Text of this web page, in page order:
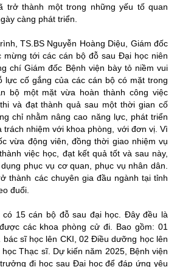
trở thành một trong những yếu tố quan
càng phát triển.
TS.BS Nguyễn Hoàng Diệu, Giám đốc
mừng tới các cán bộ đỗ sau Đại học niên
chí Giám đốc Bệnh viện bày tỏ niềm vui
lực cố gắng của các cán bộ có mặt trong
bộ một mặt vừa hoàn thành công việc
và đạt thành quả sau một thời gian cố
chỉ nhằm nâng cao năng lực, phát triển
trách nhiệm với khoa phòng, với đơn vị. Vì
vừa động viên, đồng thời giao nhiệm vụ
việc học, đạt kết quả tốt và sau này,
phục vụ cơ quan, phục vụ nhân dân.
thành các chuyên gia đầu ngành tại tỉnh
đuổi.
có 15 cán bộ đỗ sau đại học. Đây đều là
các khoa phòng cử đi. Bao gồm: 01
bác sĩ học lên CKI, 02 Điều dưỡng học lên
Thạc sĩ. Dự kiến năm 2025, Bệnh viện
đi học sau Đại học để đáp ứng yêu